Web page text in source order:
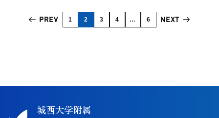
PREV 1 2 3 4 … 6 NEXT